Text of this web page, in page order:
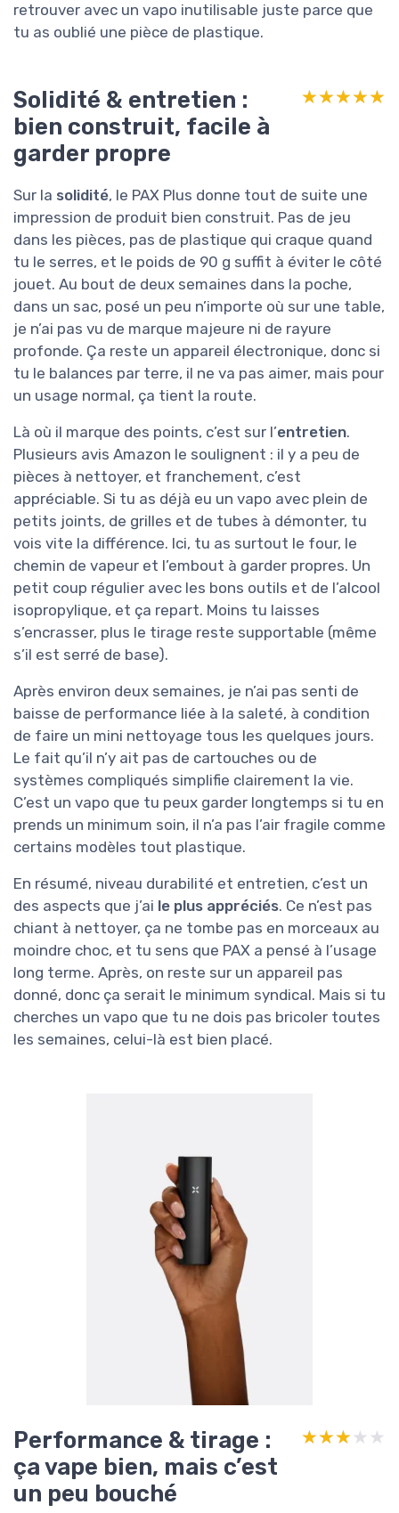
retrouver avec un vapo inutilisable juste parce que
tu as oublié une pièce de plastique.
Solidité & entretien :
bien construit, facile à
garder propre
★★★★★
★★★★★
Sur la solidité, le PAX Plus donne tout de suite une
impression de produit bien construit. Pas de jeu
dans les pièces, pas de plastique qui craque quand
tu le serres, et le poids de 90 g suffit à éviter le côté
jouet. Au bout de deux semaines dans la poche,
dans un sac, posé un peu n’importe où sur une table,
je n’ai pas vu de marque majeure ni de rayure
profonde. Ça reste un appareil électronique, donc si
tu le balances par terre, il ne va pas aimer, mais pour
un usage normal, ça tient la route.
Là où il marque des points, c’est sur l’entretien.
Plusieurs avis Amazon le soulignent : il y a peu de
pièces à nettoyer, et franchement, c’est
appréciable. Si tu as déjà eu un vapo avec plein de
petits joints, de grilles et de tubes à démonter, tu
vois vite la différence. Ici, tu as surtout le four, le
chemin de vapeur et l’embout à garder propres. Un
petit coup régulier avec les bons outils et de l’alcool
isopropylique, et ça repart. Moins tu laisses
s’encrasser, plus le tirage reste supportable (même
s’il est serré de base).
Après environ deux semaines, je n’ai pas senti de
baisse de performance liée à la saleté, à condition
de faire un mini nettoyage tous les quelques jours.
Le fait qu’il n’y ait pas de cartouches ou de
systèmes compliqués simplifie clairement la vie.
C’est un vapo que tu peux garder longtemps si tu en
prends un minimum soin, il n’a pas l’air fragile comme
certains modèles tout plastique.
En résumé, niveau durabilité et entretien, c’est un
des aspects que j’ai le plus appréciés. Ce n’est pas
chiant à nettoyer, ça ne tombe pas en morceaux au
moindre choc, et tu sens que PAX a pensé à l’usage
long terme. Après, on reste sur un appareil pas
donné, donc ça serait le minimum syndical. Mais si tu
cherches un vapo que tu ne dois pas bricoler toutes
les semaines, celui-là est bien placé.
Performance & tirage :
ça vape bien, mais c’est
un peu bouché
★★★★★
★★★★★